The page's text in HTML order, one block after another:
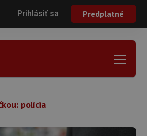
Prihlásiť sa Predplatné
polícia